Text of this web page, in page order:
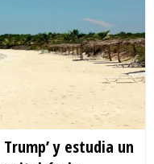
y estudia un